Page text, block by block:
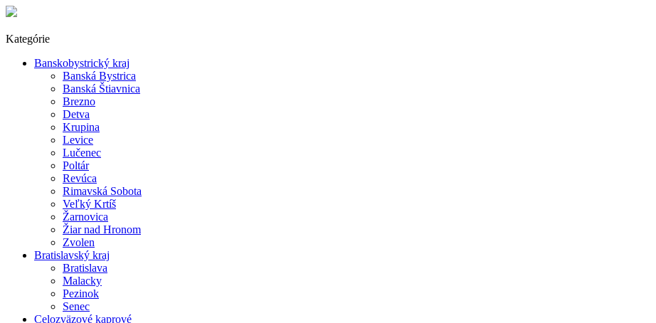
Kategórie
Banskobystrický kraj
Banská Bystrica
Banská Štiavnica
Brezno
Detva
Krupina
Levice
Lučenec
Poltár
Revúca
Rimavská Sobota
Veľký Krtíš
Žarnovica
Žiar nad Hronom
Zvolen
Bratislavský kraj
Bratislava
Malacky
Pezinok
Senec
Celozväzové kaprové